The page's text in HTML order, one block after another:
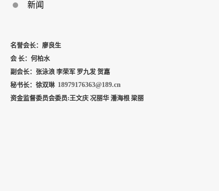
新闻
名誉会长：廖良生
会 长：何柏水
副会长：张泳浪 李荣军 罗九发 贺嘉
秘书长：徐双琳 18979176363@189.cn
资金监督委员会委员:王文庆 况丽华 潘海根 梁丽